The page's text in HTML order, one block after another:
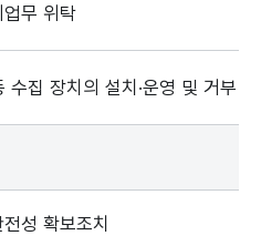
무 위탁
수집 장치의 설치·운영 및 거부
성 확보조치